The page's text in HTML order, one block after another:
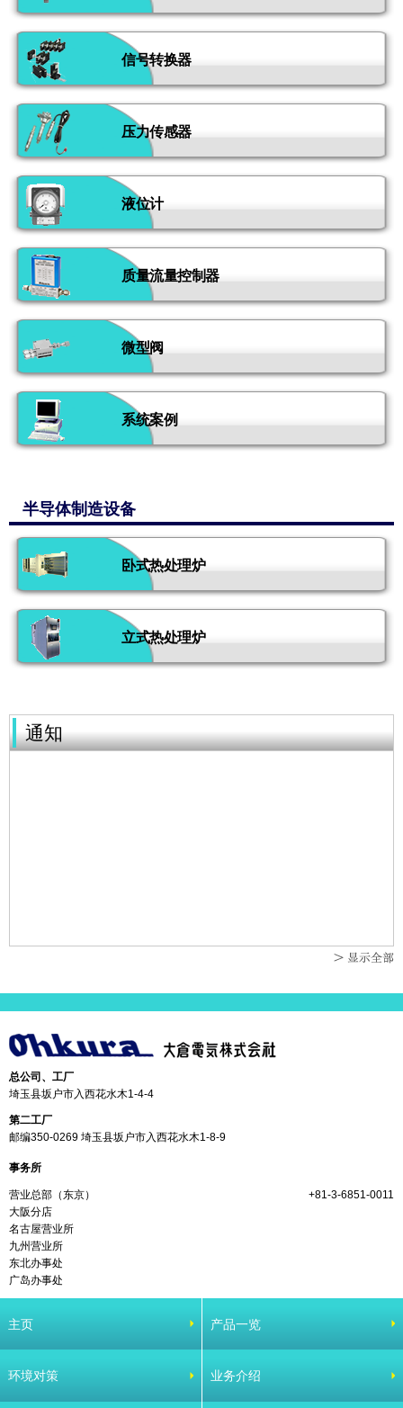
信号转换器
压力传感器
液位计
质量流量控制器
微型阀
系统案例
半导体制造设备
卧式热处理炉
立式热处理炉
通知
总公司、工厂
埼玉县坂户市入西花水木1-4-4
第二工厂
邮编350-0269 埼玉县坂户市入西花水木1-8-9
事务所
营业总部（东京）
+81-3-6851-0011
大阪分店
名古屋营业所
九州营业所
东北办事处
广岛办事处
主页 产品一览
环境对策 业务介绍